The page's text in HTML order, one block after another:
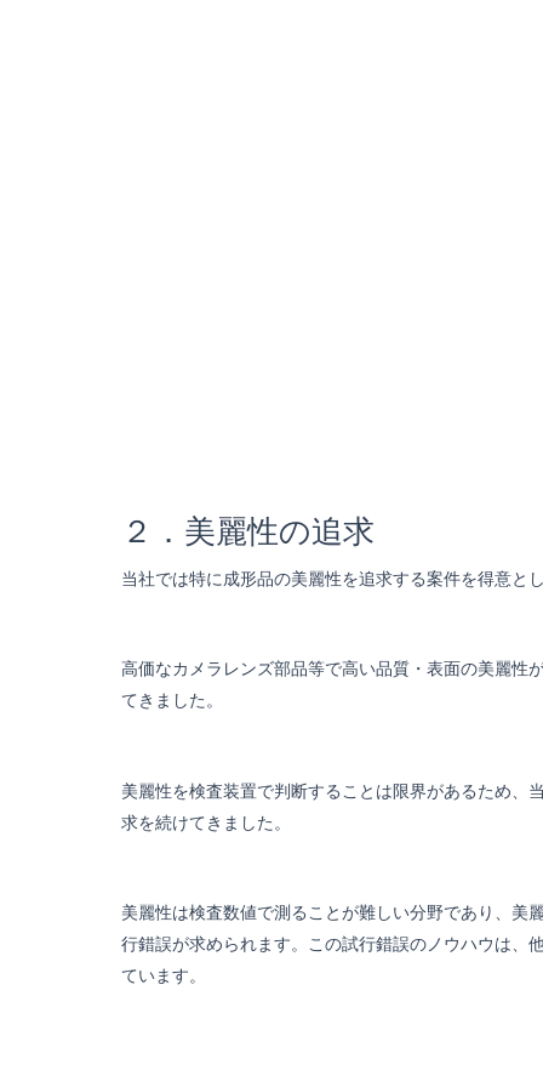
２．美麗性の追求
当社では特に成形品の美麗性を追求する案件を得意と
高価なカメラレンズ部品等で高い品質・表面の美麗性
てきました。
美麗性を検査装置で判断することは限界があるため、
求を続けてきました。
美麗性は検査数値で測ることが難しい分野であり、美
行錯誤が求められます。この試行錯誤のノウハウは、
ています。